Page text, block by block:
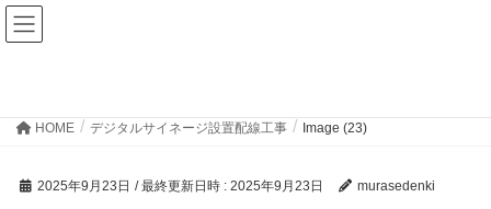
HOME デジタルサイネージ設置配線工事 Image (23)
2025年9月23日 / 最終更新日時 : 2025年9月23日 murasedenki